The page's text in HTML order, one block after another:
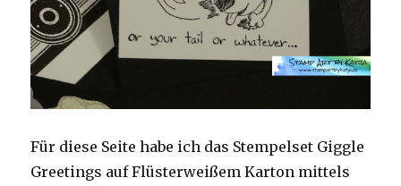
Für diese Seite habe ich das Stempelset Giggle
Greetings auf Flüsterweißem Karton mittels